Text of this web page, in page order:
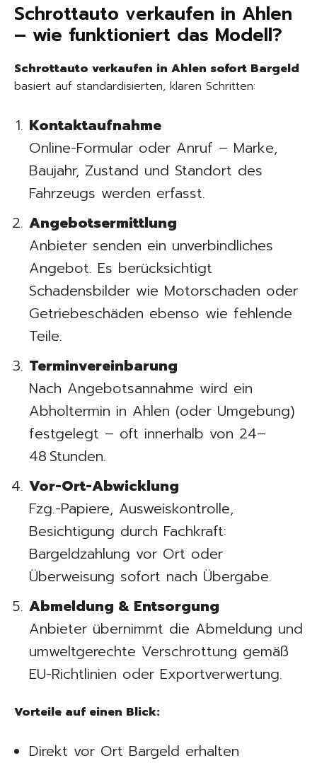
Schrottauto verkaufen in Ahlen
– wie funktioniert das Modell?
Schrottauto verkaufen in Ahlen sofort Bargeld
basiert auf standardisierten, klaren Schritten:
Kontaktaufnahme
Online-Formular oder Anruf – Marke,
Baujahr, Zustand und Standort des
Fahrzeugs werden erfasst.
Angebotsermittlung
Anbieter senden ein unverbindliches
Angebot. Es berücksichtigt
Schadensbilder wie Motorschaden oder
Getriebeschäden ebenso wie fehlende
Teile.
Terminvereinbarung
Nach Angebotsannahme wird ein
Abholtermin in Ahlen (oder Umgebung)
festgelegt – oft innerhalb von 24–
48 Stunden.
Vor-Ort-Abwicklung
Fzg.-Papiere, Ausweiskontrolle,
Besichtigung durch Fachkraft:
Bargeldzahlung vor Ort oder
Überweisung sofort nach Übergabe.
Abmeldung & Entsorgung
Anbieter übernimmt die Abmeldung und
umweltgerechte Verschrottung gemäß
EU-Richtlinien oder Exportverwertung.
Vorteile auf einen Blick:
Direkt vor Ort Bargeld erhalten